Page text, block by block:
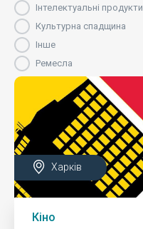
Інтелектуальні продукти
Культурна спадщина
Інше
Ремесла
Харків
Кіно